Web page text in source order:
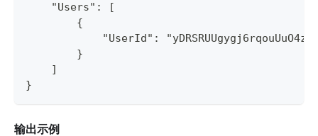
    "Users": [
        {
"UserId":
        }
    ]
}
输出示例